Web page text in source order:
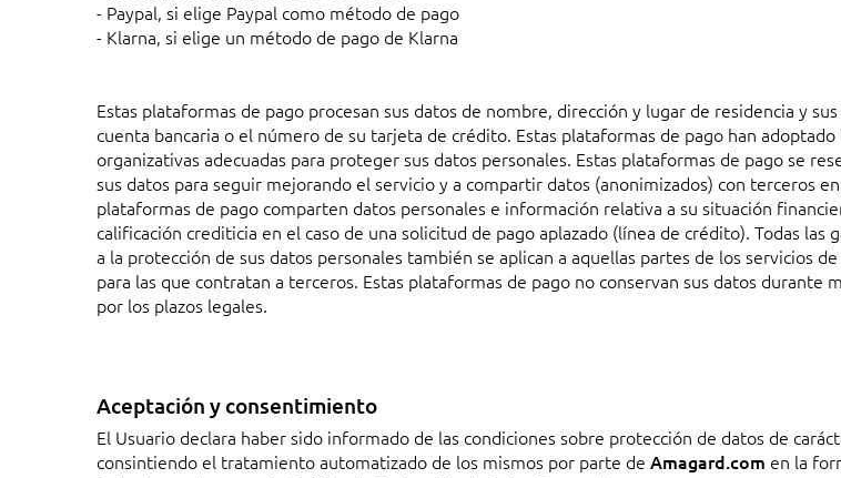
- Paypal, si elige Paypal como método de pago
- Klarna, si elige un método de pago de Klarna
Estas plataformas de pago procesan sus datos de nombre, dirección y lugar de residencia y
cuenta bancaria o el número de su tarjeta de crédito. Estas plataformas de pago han adoptado
organizativas adecuadas para proteger sus datos personales. Estas plataformas de pago se
sus datos para seguir mejorando el servicio y a compartir datos (anonimizados) con terceros
plataformas de pago comparten datos personales e información relativa a su situación
calificación crediticia en el caso de una solicitud de pago aplazado (línea de crédito). Todas las
a la protección de sus datos personales también se aplican a aquellas partes de los servicios
para las que contratan a terceros. Estas plataformas de pago no conservan sus datos durante
por los plazos legales.
Aceptación y consentimiento
El Usuario declara haber sido informado de las condiciones sobre protección de datos de
consintiendo el tratamiento automatizado de los mismos por parte de Amagard.com en la